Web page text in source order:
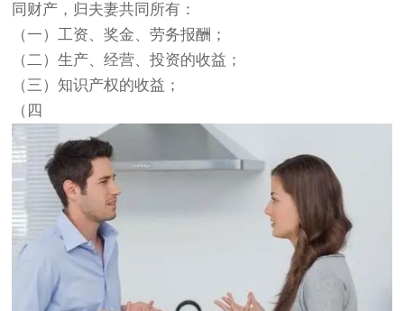
同财产，归夫妻共同所有：
（一）工资、奖金、劳务报酬；
（二）生产、经营、投资的收益；
（三）知识产权的收益；
（四